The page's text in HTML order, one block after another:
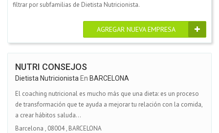
filtrar por subfamilias de Dietista Nutricionista.
AGREGAR NUEVA EMPRESA
NUTRI CONSEJOS
Dietista Nutricionista En BARCELONA
El coaching nutricional es mucho más que una dieta: es un proceso
de transformación que te ayuda a mejorar tu relación con la comida,
a crear hábitos saluda...
Barcelona , 08004, BARCELONA